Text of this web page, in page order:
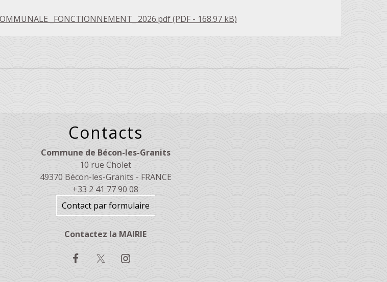
_FONCTIONNEMENT_ 2026.pdf (PDF - 168.97 kB)
Contacts
Commune de Bécon-les-Granits
10 rue Cholet
49370 Bécon-les-Granits - FRANCE
+33 2 41 77 90 08
Contact par formulaire
Contactez la MAIRIE